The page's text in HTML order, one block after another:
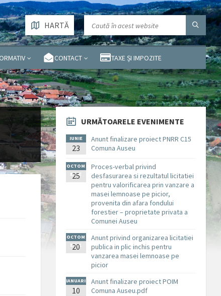
CONTACT TAXE ȘI IMPOZITE
HARTĂ
URMĂTOARELE EVENIMENTE
IUNIE
23
Anunt finalizare proiect PNRR C15
Comuna Auseu
OCTOM
BRIE
25
Proces-verbal privind
desfasurarea si rezultatul licitatiei
pentru valorificarea prin vanzare a
masei lemnoase pe picior,
provenita din afara fondului
forestier – proprietate privata a
Comunei Auseu
OCTOM
BRIE
20
Anunt privind organizarea licitatiei
publica in plic inchis pentru
vanzarea masei lemnoase pe
picior
IANUARI
E
10
Anunt finalizare proiect POIM
Comuna Auseu.pdf